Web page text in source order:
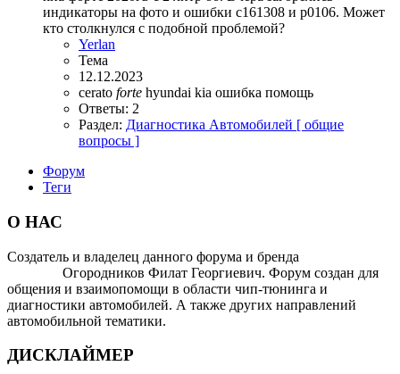
индикаторы на фото и ошибки c161308 и p0106. Может
кто столкнулся с подобной проблемой?
Yerlan
Тема
12.12.2023
cerato forte hyundai kia ошибка помощь
Ответы: 2
Раздел: Диагностика Автомобилей [ общие
вопросы ]
Форум
Теги
О НАС
Создатель и владелец данного форума и бренда
Огородников Филат Георгиевич. Форум создан для
общения и взаимопомощи в области чип-тюнинга и
диагностики автомобилей. А также других направлений
автомобильной тематики.
ДИСКЛАЙМЕР